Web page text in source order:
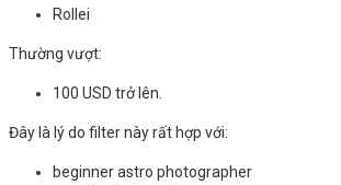
Rollei
Thường vượt:
100 USD trở lên.
Đây là lý do filter này rất hợp với:
beginner astro photographer